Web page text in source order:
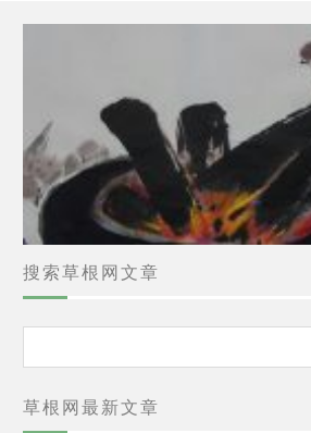
搜索草根网文章
索
草根网最新文章